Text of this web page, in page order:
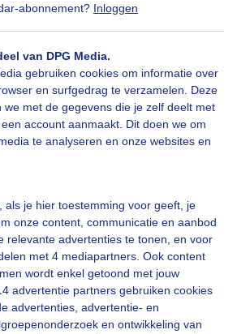
abonnement? Inloggen
van DPG Media.
gebruiken cookies om informatie over
en surfgedrag te verzamelen. Deze
we met de gegevens die je zelf deelt met
account aanmaakt. Dit doen we om
te analyseren en onze websites en
als je hier toestemming voor geeft, je
onze content, communicatie en aanbod
relevante advertenties te tonen, en voor
met 4 mediapartners. Ook content
wordt enkel getoond met jouw
advertentie partners gebruiken cookies
advertenties, advertentie- en
en ontwikkeling van
Wind